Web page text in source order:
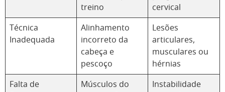
treino
cervical
Técnica
Inadequada
Alinhamento
incorreto da
cabeça e
pescoço
Lesões
articulares,
musculares ou
hérnias
Falta de
Músculos do
Instabilidade